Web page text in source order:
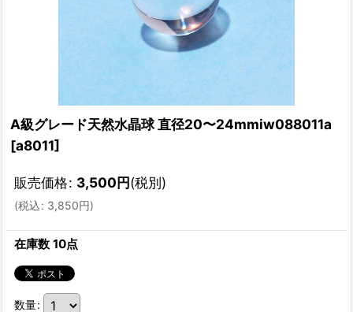
A級グレード天然水晶球 直径20〜24mmiw088011a
[a8011]
販売価格: 3,500円(税別)
(税込: 3,850円)
在庫数 10点
数量: